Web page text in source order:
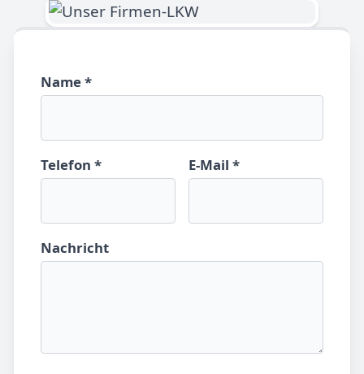
Name *
Telefon * E-Mail *
Nachricht